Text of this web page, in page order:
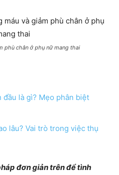
phù chân ở phụ nữ mang thai
đầu là gì? Mẹo phân biệt
lâu? Vai trò trong việc thụ
đơn giản trên để tình